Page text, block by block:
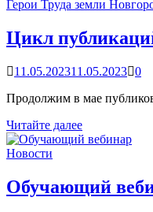
Герои Труда земли
Цикл
11.05.202311.05.2023 0
Продолжим в мае
Цикл
публикаций
«Герои
Труда»
Читайте далее
Новости
Обучающий